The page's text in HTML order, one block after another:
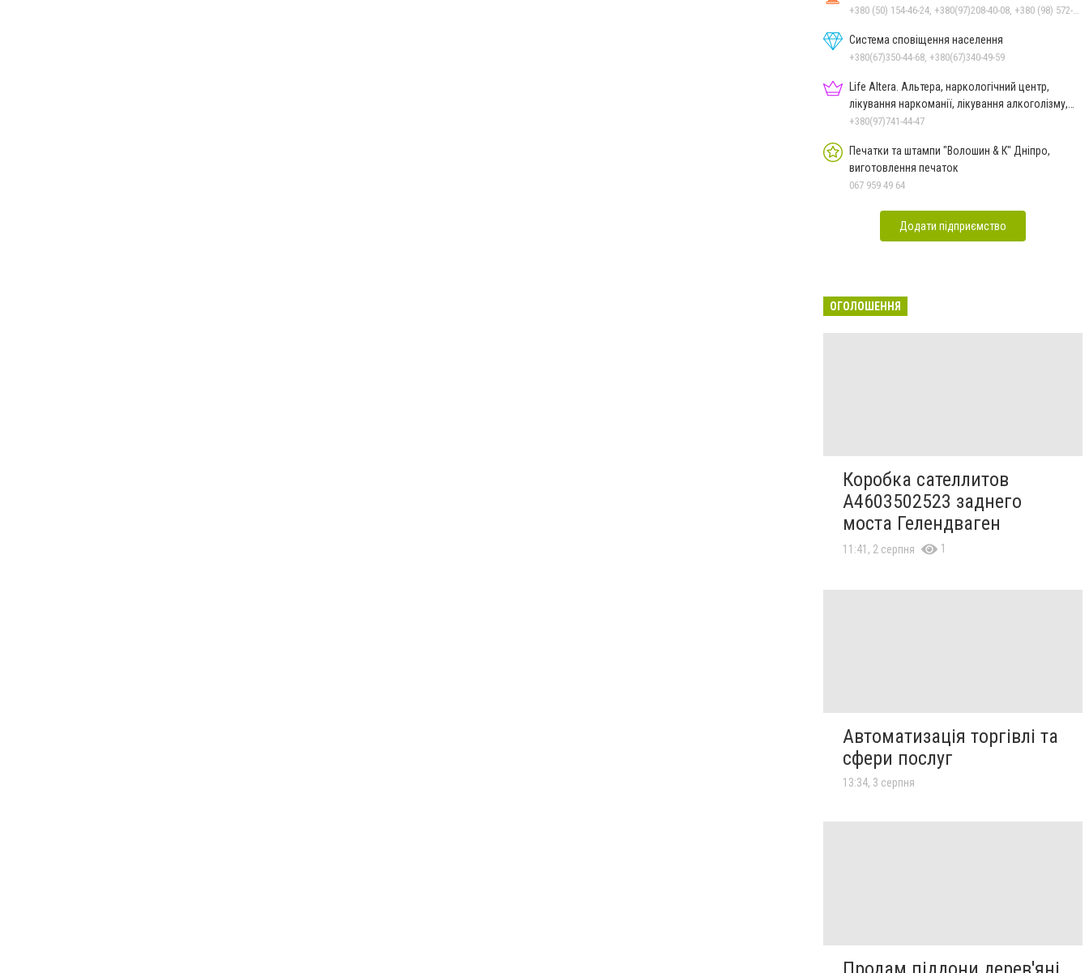
Система сповіщення населення
+380(67)350-44-68, +380(67)340-49-59
Life Altera. Альтера, наркологічний центр,
лікування наркоманії, лікування алкоголізму,
зняття ломки
+380(97)741-44-47
Печатки та штампи "Волошин & К" Дніпро,
виготовлення печаток
067 959 49 64
Додати підприємство
ОГОЛОШЕННЯ
Коробка сателлитов
A4603502523 заднего
моста Гелендваген
11:41, 2 серпня 1
Автоматизація торгівлі та
сфери послуг
13:34, 3 серпня